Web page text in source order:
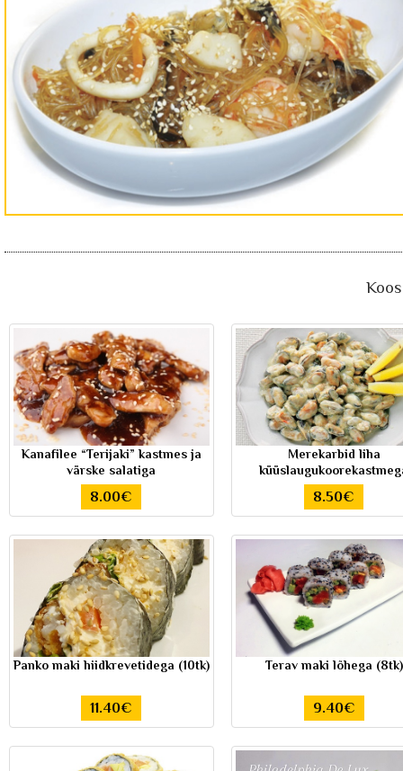
Kanafilee “Terijaki” kastmes ja
värske salatiga
8.00€
Merekarbid liha
8.50€
Panko maki hiidkrevetidega (10tk)
11.40€
Terav maki lõhega (8tk)
9.40€